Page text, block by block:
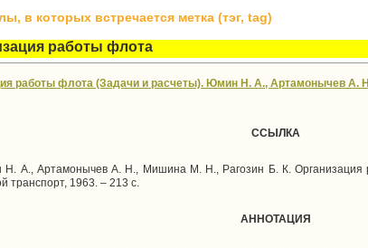
в которых встречается метка (тэг, tag)
работы флота
работы флота (Задачи и расчеты). Юмин Н. А., Артамонычев А.
ССЫЛКА
Н. А., Артамонычев А. Н., Мишина М. Н., Pагозин Б. К. Организация
транспорт, 1963. – 213 с.
АННОТАЦИЯ